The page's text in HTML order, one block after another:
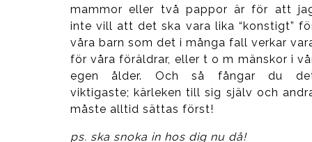
mammor eller två pappor är för att
inte vill att det ska vara lika “konstigt”
våra barn som det i många fall verkar
för våra föräldrar, eller t o m mänskor i
egen ålder. Och så fångar du
viktigaste; kärleken till sig själv och
måste alltid sättas först!
ps. ska snoka in hos dig nu då!